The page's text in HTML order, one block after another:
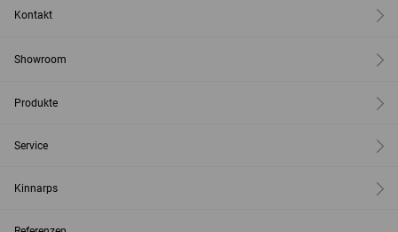
Kontakt
Showroom
Produkte
Service
Kinnarps